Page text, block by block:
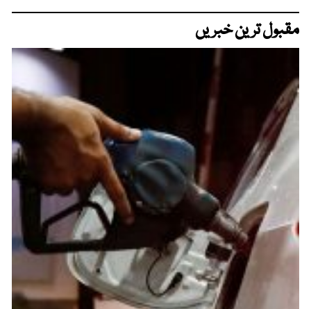
مقبول ترین خبریں